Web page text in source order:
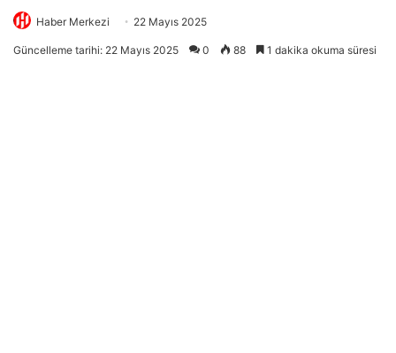
Haber Merkezi 22 Mayıs 2025
Güncelleme tarihi: 22 Mayıs 2025 0 88 1 dakika okuma süresi